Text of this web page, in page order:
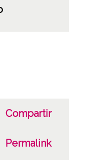
Final:
Compartir
Permalink